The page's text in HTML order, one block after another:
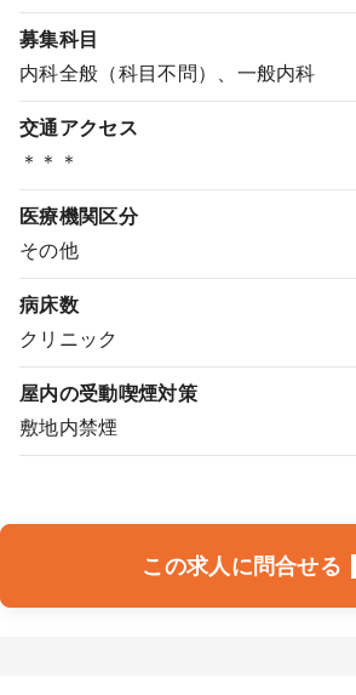
転職ノウハウ
受付時間
クリニック開業
DtoDとは
お問合せ
採用をお考えの医療機関の方
募集科目
内科全般（科目不問）、一般内科
交通アクセス
＊＊＊
医療機関区分
その他
病床数
クリニック
屋内の受動喫煙対策
敷地内禁煙
この求人に問合せる